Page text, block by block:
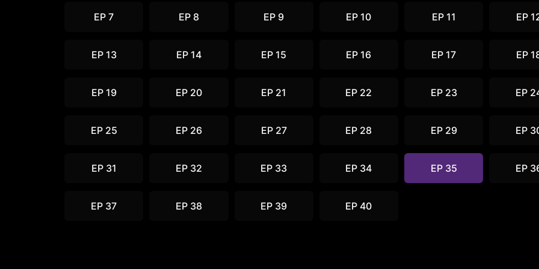
EP 7 EP 8 EP 9 EP 10 EP 11 EP
EP 13 EP 14 EP 15 EP 16 EP 17 EP
EP 19 EP 20 EP 21 EP 22 EP 23 EP
EP 25 EP 26 EP 27 EP 28 EP 29 EP
EP 31 EP 32 EP 33 EP 34 EP 35 EP
EP 37 EP 38 EP 39 EP 40